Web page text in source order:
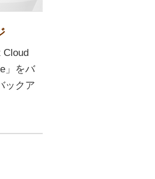
」をバ
ックア